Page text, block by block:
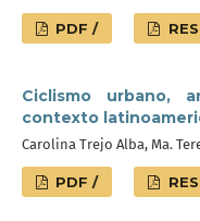
PDF /
Ciclismo urbano,
contexto
Carolina Trejo Alba, Ma.
PDF /